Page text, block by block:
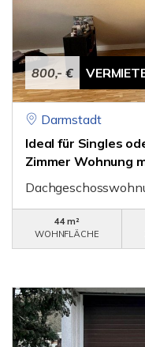
800,- €
Darmstadt
Ideal für Singles
Zimmer Wohnung
44 m²
WOHNFLÄCHE